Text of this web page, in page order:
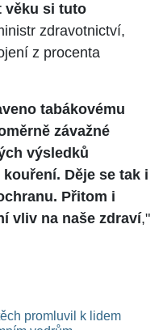
věku si tuto
zdravotnictví,
z procenta
tabákovému
závažné
výsledků
Děje se tak i
Přitom i
vliv na naše zdraví,"
promluvil k lidem